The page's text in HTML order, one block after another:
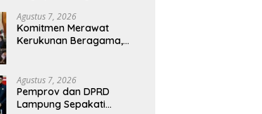
Agustus 7, 2026
Komitmen Merawat
Kerukunan Beragama,
Penghargaan dari HKBP
Lampung
Agustus 7, 2026
Pemprov dan DPRD
Lampung Sepakati